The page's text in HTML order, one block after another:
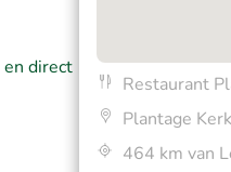
direct
Restaurant
Plantage
464 km van